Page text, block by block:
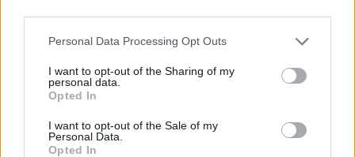
Personal Data Processing Opt Outs
I want to opt-out of the Sharing of my
personal data.
Opted In
I want to opt-out of the Sale of my
Personal Data.
Opted In